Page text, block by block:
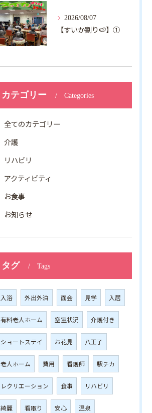
カテゴリー Categories
全てのカテゴリー
介護
リハビリ
アクティビティ
お食事
お知らせ
2026/08/07
【すいか割り🍉】①
タグ Tags
入浴 外出外泊 面会 見学 入居
有料老人ホーム 空室状況 介護付き
ショートステイ お花見 八王子
老人ホーム 費用 看護師 駅チカ
レクリエーション 食事 リハビリ
綺麗 看取り 安心 温泉